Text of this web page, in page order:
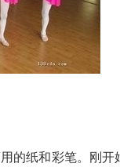
的纸和彩笔。刚开